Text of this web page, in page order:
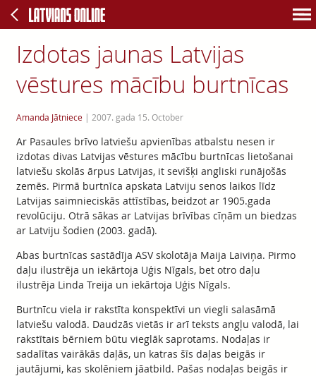
Izdotas jaunas Latvijas
vēstures mācību burtnīcas
Amanda Jātniece| 2007. gada 15. October
Ar Pasaules brīvo latviešu apvienības atbalstu nesen ir
izdotas divas Latvijas vēstures mācību burtnīcas lietošanai
latviešu skolās ārpus Latvijas, it sevišķi angliski runājošās
zemēs. Pirmā burtnīca apskata Latviju senos laikos līdz
Latvijas saimnieciskās attīstības, beidzot ar 1905.gada
revolūciju. Otrā sākas ar Latvijas brīvības cīņām un biedzas
ar Latviju šodien (2003. gadā).
Abas burtnīcas sastādīja ASV skolotāja Maija Laiviņa. Pirmo
daļu ilustrēja un iekārtoja Uģis Nīgals, bet otro daļu
ilustrēja Linda Treija un iekārtoja Uģis Nīgals.
Burtnīcu viela ir rakstīta konspektīvi un viegli salasāmā
latviešu valodā. Daudzās vietās ir arī teksts angļu valodā, lai
rakstītais bērniem būtu vieglāk saprotams. Nodaļas ir
sadalītas vairākās daļās, un katras šīs daļas beigās ir
jautājumi, kas skolēniem jāatbild. Pašas nodaļas beigās ir